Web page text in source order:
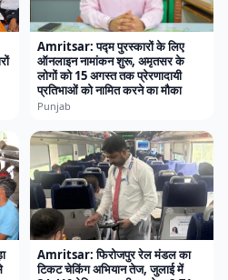
Amritsar: पद्म पुरस्कारों के लिए
ऑनलाइन नामांकन शुरू, अमृतसर के
लोगों को 15 अगस्त तक प्रेरणादायी
प्रतिभाओं को नामित करने का मौका
Punjab
Amritsar: फिरोजपुर रेल मंडल का
टिकट चेकिंग अभियान तेज, जुलाई में